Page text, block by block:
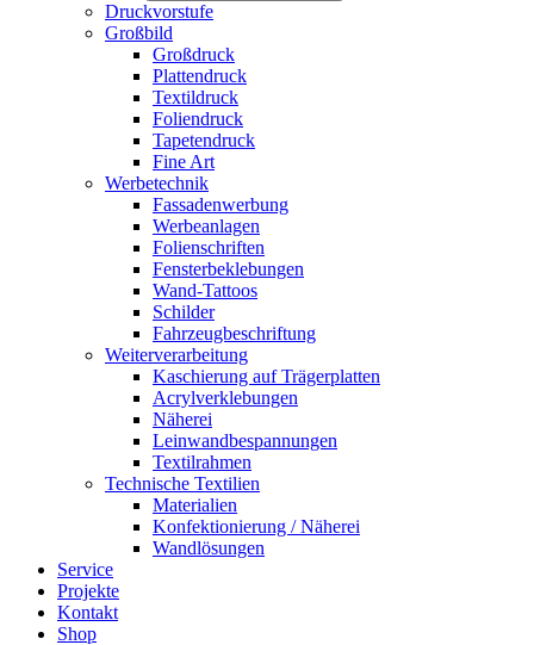
Druckvorstufe
Großbild
Großdruck
Plattendruck
Textildruck
Foliendruck
Tapetendruck
Fine Art
Werbetechnik
Fassadenwerbung
Werbeanlagen
Folienschriften
Fensterbeklebungen
Wand-Tattoos
Schilder
Fahrzeugbeschriftung
Weiterverarbeitung
Kaschierung auf Trägerplatten
Acrylverklebungen
Näherei
Leinwandbespannungen
Textilrahmen
Technische Textilien
Materialien
Konfektionierung / Näherei
Wandlösungen
Service
Projekte
Kontakt
Shop